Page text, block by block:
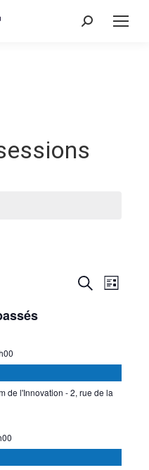
Recherche
vues
Recherche
Liste
de l'Innovation - 2, rue de la